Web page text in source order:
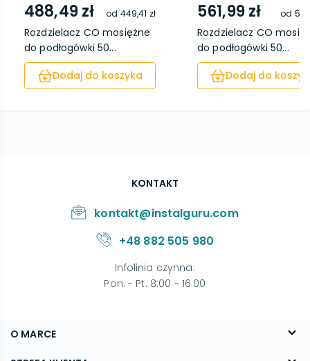
488,49 zł od 449,41 zł
Rozdzielacz CO mosiężne
do podłogówki 50...
Dodaj do koszyka
561,99 zł od
Rozdzielacz CO
do podłogówki 50...
Dodaj do
O MARCE
KONTAKT
kontakt@instalguru.com
+48 882 505 980
Infolinia czynna:
Pon. - Pt. 8:00 - 16:00